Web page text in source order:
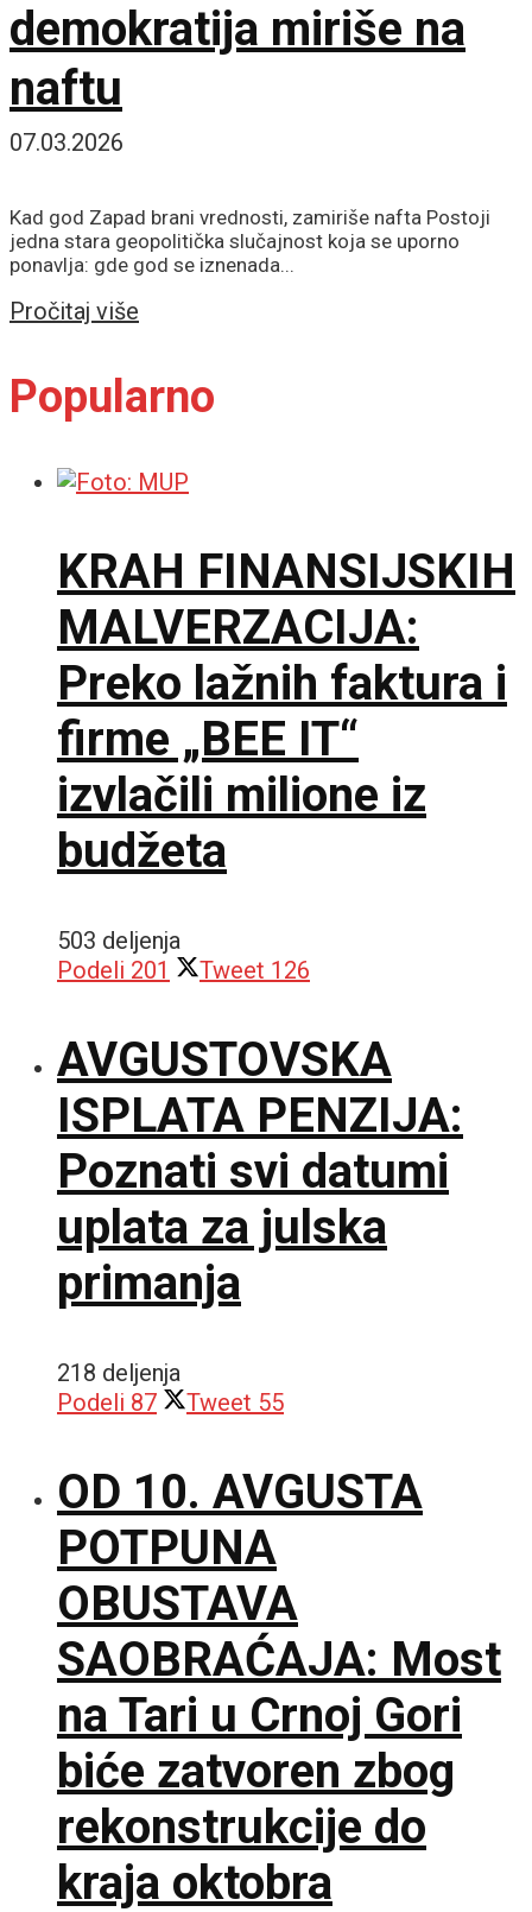
demokratija miriše na
naftu
07.03.2026
Kad god Zapad brani vrednosti, zamiriše nafta Postoji
jedna stara geopolitička slučajnost koja se uporno
ponavlja: gde god se iznenada...
Pročitaj više
Popularno
KRAH FINANSIJSKIH
MALVERZACIJA:
Preko lažnih faktura i
firme „BEE IT“
izvlačili milione iz
budžeta
503 deljenja
Podeli 201 Tweet 126
AVGUSTOVSKA
ISPLATA PENZIJA:
Poznati svi datumi
uplata za julska
primanja
218 deljenja
Podeli 87 Tweet 55
OD 10. AVGUSTA
POTPUNA
OBUSTAVA
SAOBRAĆAJA: Most
na Tari u Crnoj Gori
biće zatvoren zbog
rekonstrukcije do
kraja oktobra